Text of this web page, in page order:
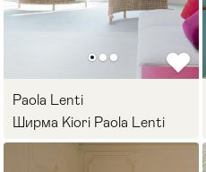
Столы >
Стулья >
Paola Lenti
Ширма Kiori Paola Lenti